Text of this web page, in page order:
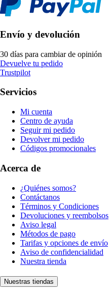
Envío y devolución
30 días para cambiar de opinión
Devuelve tu pedido
Trustpilot
Servicios
Mi cuenta
Centro de ayuda
Seguir mi pedido
Devolver mi pedido
Códigos promocionales
Acerca de
¿Quiénes somos?
Contáctanos
Términos y Condiciones
Devoluciones y reembolsos
Aviso legal
Métodos de pago
Tarifas y opciones de envío
Aviso de confidencialidad
Nuestra tienda
Nuestras tiendas